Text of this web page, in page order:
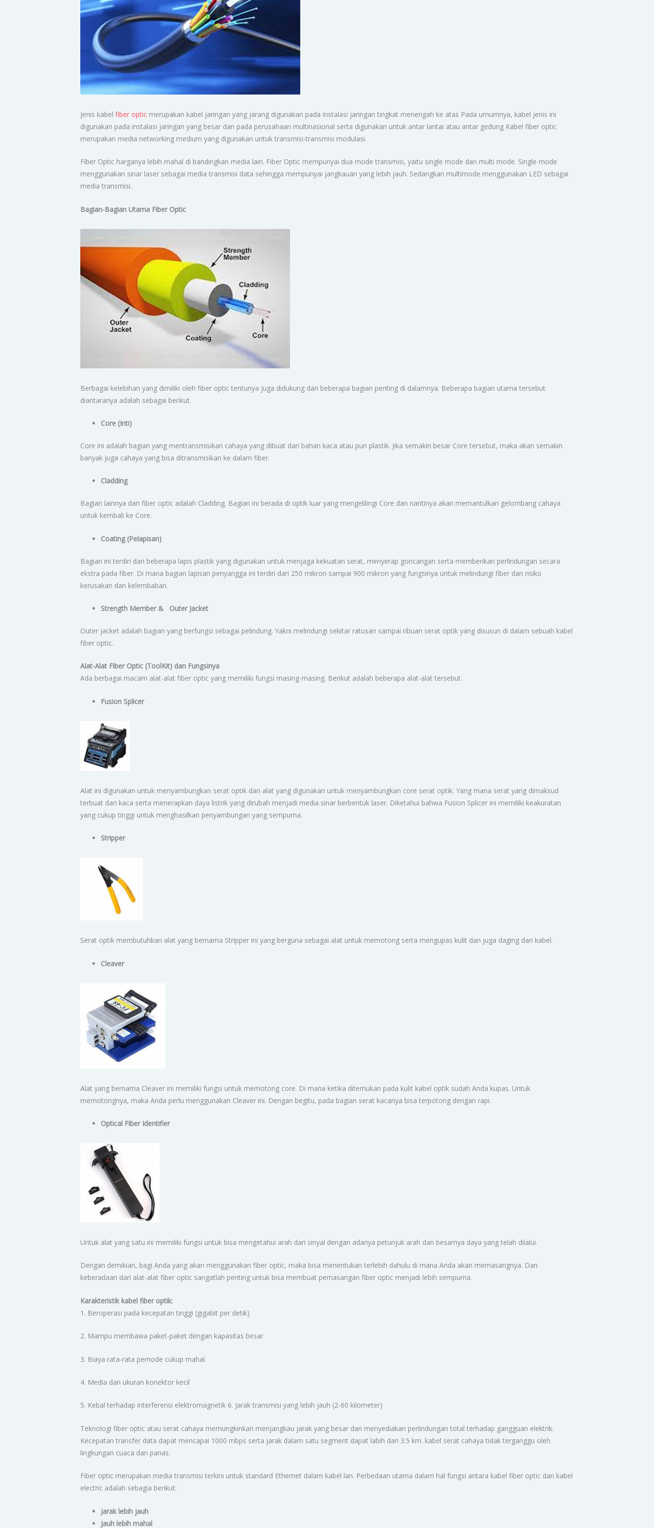
Jenis kabelfiber optic merupakan kabel jaringan yang jarang digunakan pada instalasi jaringan tingkat menengah ke atas Pada umumnya, kabel jenis ini
digunakan pada instalasi jaringan yang besar dan pada perusahaan multinasional serta digunakan untuk antar lantai atau antar gedung Kabel fiber optic
merupakan media networking medium yang digunakan untuk transmisi-transmisi modulasi.
Fiber Optic harganya lebih mahal di bandingkan media lain. Fiber Optic mempunyai dua mode transmisi, yaitu single mode dan multi mode. Single mode
menggunakan sinar laser sebagai media transmisi data sehingga mempunyai jangkauan yang lebih jauh. Sedangkan multimode menggunakan LED sebagai
media transmisi.
Bagian-Bagian Utama Fiber Optic
Berbagai kelebihan yang dimiliki oleh fiber optic tentunya juga didukung dari beberapa bagian penting di dalamnya. Beberapa bagian utama tersebut
diantaranya adalah sebagai berikut.
Core (Inti)
Core ini adalah bagian yang mentransmisikan cahaya yang dibuat dari bahan kaca atau pun plastik. Jika semakin besar Core tersebut, maka akan semakin
banyak juga cahaya yang bisa ditransmisikan ke dalam fiber.
Cladding
Bagian lainnya dari fiber optic adalah Cladding. Bagian ini berada di optik luar yang mengelilingi Core dan nantinya akan memantulkan gelombang cahaya
untuk kembali ke Core.
Coating (Pelapisan)
Bagian ini terdiri dari beberapa lapis plastik yang digunakan untuk menjaga kekuatan serat, menyerap goncangan serta memberikan perlindungan secara
ekstra pada fiber. Di mana bagian lapisan penyangga ini terdiri dari 250 mikron sampai 900 mikron yang fungsinya untuk melindungi fiber dari risiko
kerusakan dan kelembaban.
Strength Member & Outer Jacket
Outer jacket adalah bagian yang berfungsi sebagai pelindung. Yakni melindungi sekitar ratusan sampai ribuan serat optik yang disusun di dalam sebuah kabel
fiber optic.
Alat-Alat Fiber Optic (ToolKit) dan Fungsinya
Ada berbagai macam alat-alat fiber optic yang memiliki fungsi masing-masing. Berikut adalah beberapa alat-alat tersebut.
Fusion Splicer
Alat ini digunakan untuk menyambungkan serat optik dan alat yang digunakan untuk menyambungkan core serat optik. Yang mana serat yang dimaksud
terbuat dari kaca serta menerapkan daya listrik yang dirubah menjadi media sinar berbentuk laser. Diketahui bahwa Fusion Splicer ini memiliki keakuratan
yang cukup tinggi untuk menghasilkan penyambungan yang sempurna.
Stripper
Serat optik membutuhkan alat yang bernama Stripper ini yang berguna sebagai alat untuk memotong serta mengupas kulit dan juga daging dari kabel.
Cleaver
Alat yang bernama Cleaver ini memiliki fungsi untuk memotong core. Di mana ketika ditemukan pada kulit kabel optik sudah Anda kupas. Untuk
memotongnya, maka Anda perlu menggunakan Cleaver ini. Dengan begitu, pada bagian serat kacanya bisa terpotong dengan rapi.
Optical Fiber Identifier
Untuk alat yang satu ini memiliki fungsi untuk bisa mengetahui arah dari sinyal dengan adanya petunjuk arah dan besarnya daya yang telah dilalui.
Dengan demikian, bagi Anda yang akan menggunakan fiber optic, maka bisa menentukan terlebih dahulu di mana Anda akan memasangnya. Dan
keberadaan dari alat-alat fiber optic sangatlah penting untuk bisa membuat pemasangan fiber optic menjadi lebih sempurna.
Karakteristik kabel fiber optik:
1. Beroperasi pada kecepatan tinggi (gigabit per detik)
2. Mampu membawa paket-paket dengan kapasitas besar
3. Biaya rata-rata pemode cukup mahal
4. Media dan ukuran konektor kecil
5. Kebal terhadap interferensi elektromagnetik 6. Jarak transmisi yang lebih jauh (2-60 kilometer)
Teknologi fiber optic atau serat cahaya memungkinkan menjangkau jarak yang besar dan menyediakan perlindungan total terhadap gangguan elektrik.
Kecepatan transfer data dapat mencapai 1000 mbps serta jarak dalam satu segment dapat labih dari 3.5 km. kabel serat cahaya tidak terganggu oleh
lingkungan cuaca dan panas.
Fiber optic merupakan media transmisi terkini untuk standard Ethernet dalam kabel lan. Perbedaan utama dalam hal fungsi antara kabel fiber optic dan kabel
electric adalah sebagia berikut:
Jarak lebih jauh
Jauh lebih mahal